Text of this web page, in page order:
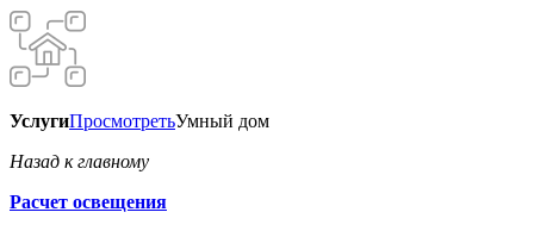
УслугиПросмотретьУмный дом
Назад к главному
Расчет освещения